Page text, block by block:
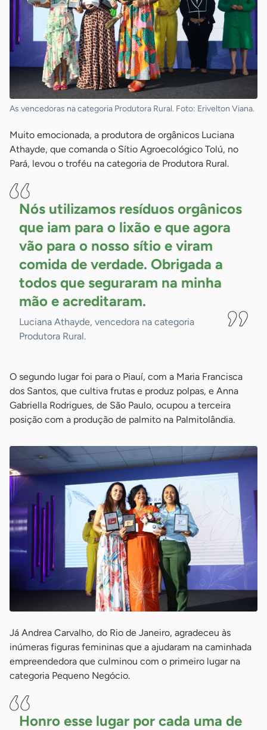
As vencedoras na categoria Produtora Rural. Foto: Erivelton Viana.
Muito emocionada, a produtora de orgânicos Luciana
Athayde, que comanda o Sítio Agroecológico Tolú, no
Pará, levou o troféu na categoria de Produtora Rural.
Nós utilizamos resíduos orgânicos
que iam para o lixão e que agora
vão para o nosso sítio e viram
comida de verdade. Obrigada a
todos que seguraram na minha
mão e acreditaram.
Luciana Athayde, vencedora na categoria
Produtora Rural.
O segundo lugar foi para o Piauí, com a Maria Francisca
dos Santos, que cultiva frutas e produz polpas, e Anna
Gabriella Rodrigues, de São Paulo, ocupou a terceira
posição com a produção de palmito na Palmitolândia.
Já Andrea Carvalho, do Rio de Janeiro, agradeceu às
inúmeras figuras femininas que a ajudaram na caminhada
empreendedora que culminou com o primeiro lugar na
categoria Pequeno Negócio.
Honro esse lugar por cada uma de